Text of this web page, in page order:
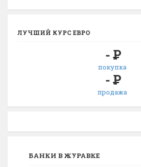
ЛУЧШИЙ КУРС ЕВРО
- Р
покупка
- Р
продажа
БАНКИ В ЖУРАВКЕ